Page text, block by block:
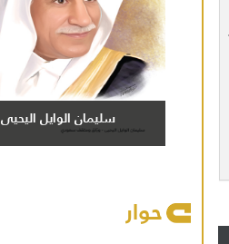
سليمان الوايل اليحيى
حوار